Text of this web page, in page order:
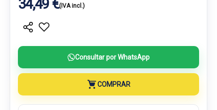
34,49 €(IVA incl.)
Consultar por WhatsApp
COMPRAR